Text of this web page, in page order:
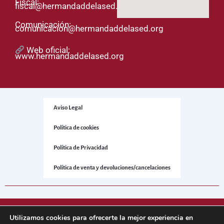
fiscal@hermandaddelased.org
Comunicación:
comunicacion@hermandaddelased.org
Web oficial:
www.hermandaddelased.org
Aviso Legal
Política de cookies
Política de Privacidad
Política de venta y devoluciones/cancelaciones
Utilizamos cookies para ofrecerte la mejor experiencia en